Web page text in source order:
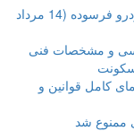
راهنمای کامل مراحل و شرایط اسقاط خودرو فرسوده (14 مرداد
کامل قوانین و
شد